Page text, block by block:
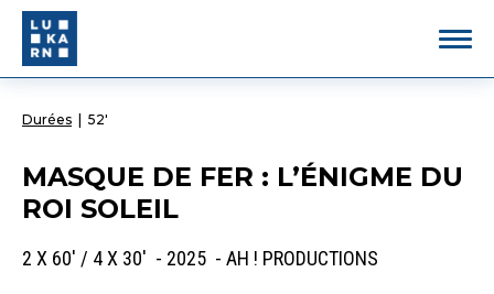
Durées 52'
MASQUE DE FER : L’ÉNIGME DU
ROI SOLEIL
2 X 60' / 4 X 30' - 2025 - AH ! PRODUCTIONS